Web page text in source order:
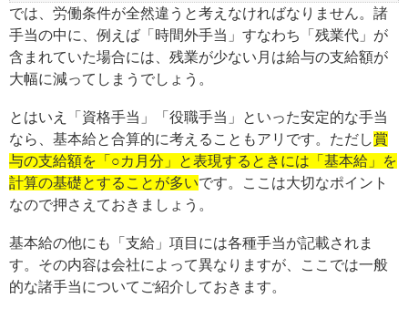
では、労働条件が全然違うと考えなければなりません。諸
手当の中に、例えば「時間外手当」すなわち「残業代」が
含まれていた場合には、残業が少ない月は給与の支給額が
大幅に減ってしまうでしょう。
とはいえ「資格手当」「役職手当」といった安定的な手当
なら、基本給と合算的に考えることもアリです。ただし賞
与の支給額を「○カ月分」と表現するときには「基本給」を
計算の基礎とすることが多いです。ここは大切なポイント
なので押さえておきましょう。
基本給の他にも「支給」項目には各種手当が記載されま
す。その内容は会社によって異なりますが、ここでは一般
的な諸手当についてご紹介しておきます。